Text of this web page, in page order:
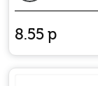
8.55р